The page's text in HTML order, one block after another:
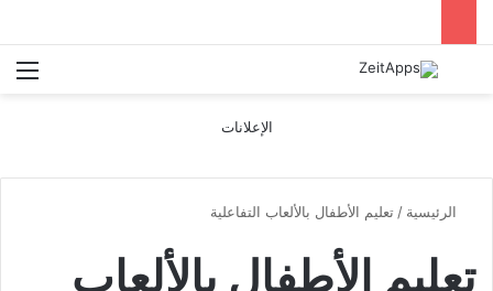
بحث عن
الإعلانات
الرئيسية / تعليم الأطفال بالألعاب التفاعلية
تعليم الأطفال بالألعاب